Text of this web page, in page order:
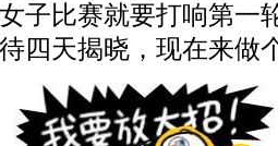
比赛就要打响第一
四天揭晓，现在来做